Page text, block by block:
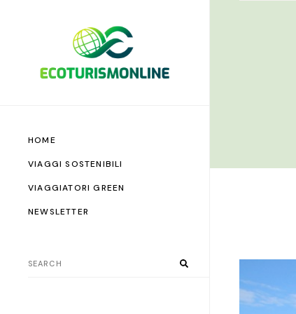
HOME
VIAGGI SOSTENIBILI
VIAGGIATORI GREEN
NEWSLETTER